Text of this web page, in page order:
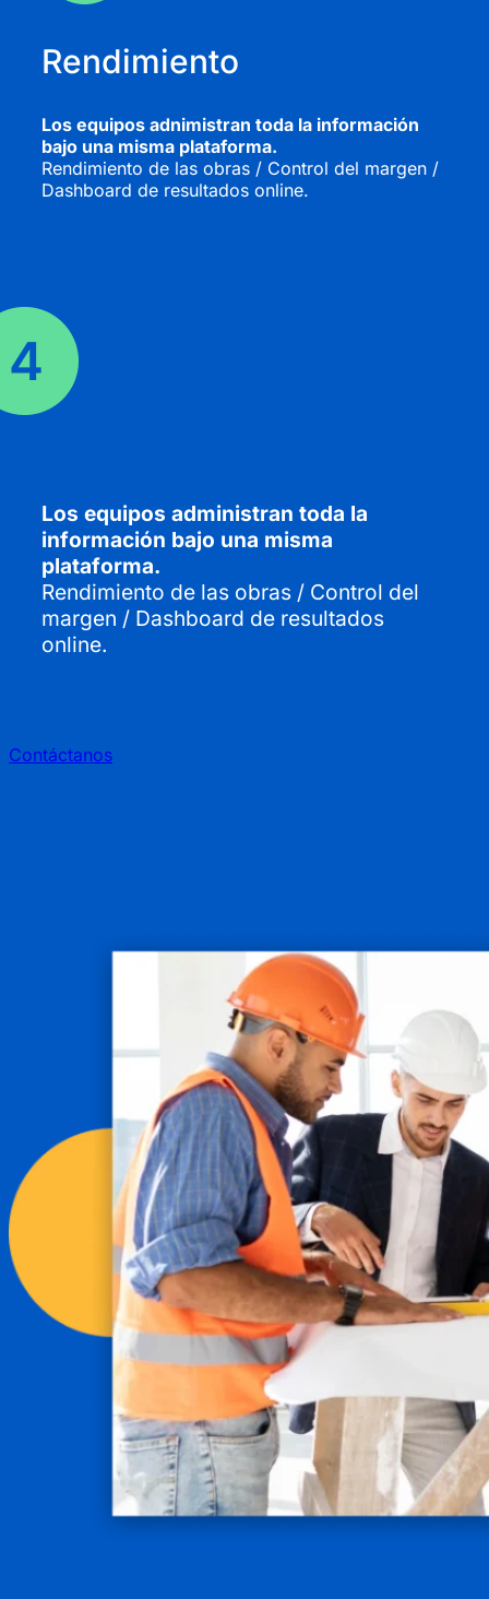
Rendimiento
Los equipos adnimistran toda la información
bajo una misma plataforma.
Rendimiento de las obras / Control del margen /
Dashboard de resultados online.
Los equipos administran toda la
información bajo una misma
plataforma.
Rendimiento de las obras / Control del
margen / Dashboard de resultados
online.
Contáctanos